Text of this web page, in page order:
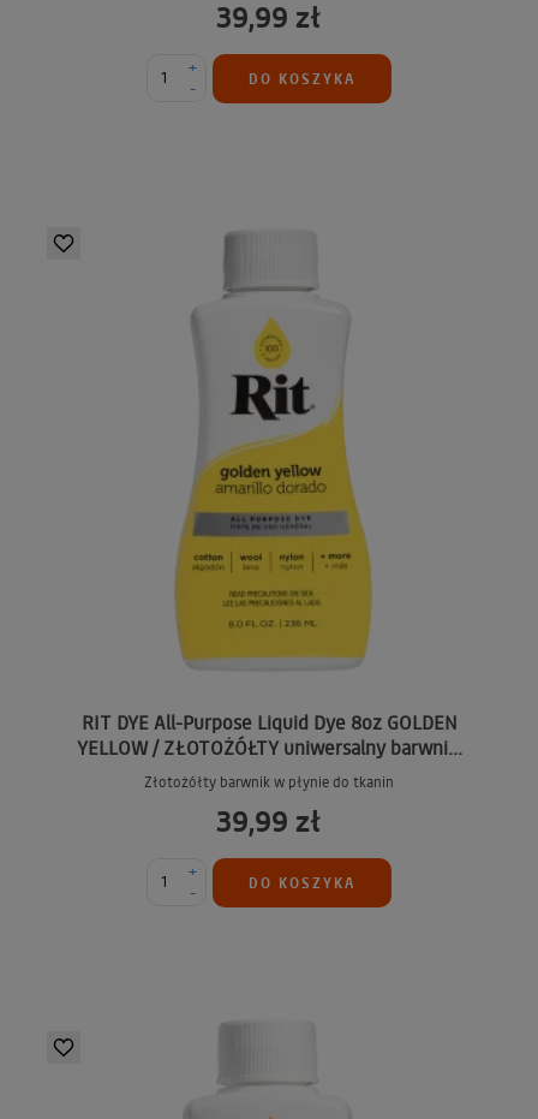
39,99 zł
-
+
DO KOSZYKA
RIT DYE All-Purpose Liquid Dye 8oz GOLDEN
YELLOW / ZŁOTOŻÓŁTY uniwersalny barwni...
Złotożółty barwnik w płynie do tkanin
39,99 zł
-
+
DO KOSZYKA